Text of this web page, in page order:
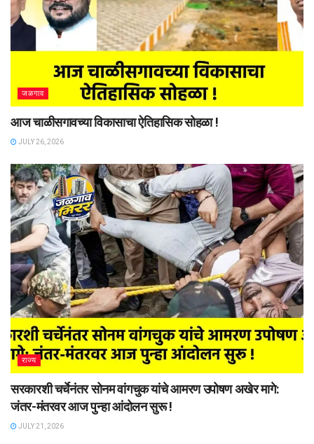
जळगाव
आज चाळीसगावच्या विकासाचा ऐतिहासिक सोहळा !
JULY 26, 2026
राज्य
सरकारशी चर्चेनंतर सोनम वांगचुक यांचे आमरण उपोषण अखेर मागे:
जंतर-मंतरवर आज पुन्हा आंदोलन सुरू !
JULY 21, 2026